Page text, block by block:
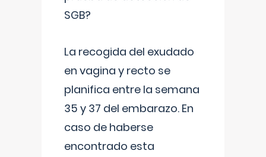
SGB?
La recogida del exudado
en vagina y recto se
planifica entre la semana
35 y 37 del embarazo. En
caso de haberse
encontrado esta